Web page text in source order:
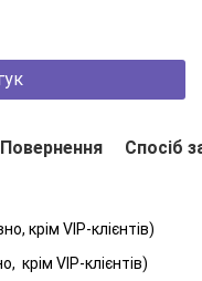
після довгого
речовини –
шар, який
Повернення Спосіб
крім VIP-клієнтів)
крім VIP-клієнтів)